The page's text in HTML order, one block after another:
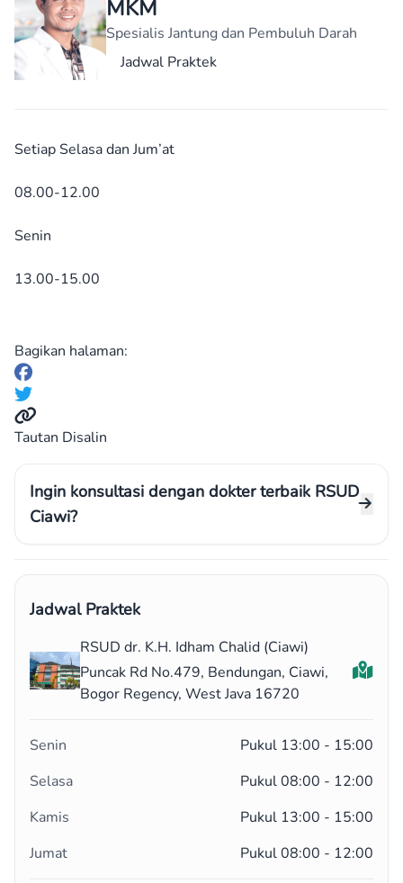
MKM
Spesialis Jantung dan Pembuluh Darah
Jadwal Praktek
Setiap Selasa dan Jum’at
08.00-12.00
Senin
13.00-15.00
Bagikan halaman:
Tautan Disalin
Ingin konsultasi dengan dokter terbaik RSUD
Ciawi?
Jadwal Praktek
RSUD dr. K.H. Idham Chalid (Ciawi)
Puncak Rd No.479, Bendungan, Ciawi,
Bogor Regency, West Java 16720
Senin
Pukul 13:00 - 15:00
Selasa
Pukul 08:00 - 12:00
Kamis
Pukul 13:00 - 15:00
Jumat
Pukul 08:00 - 12:00